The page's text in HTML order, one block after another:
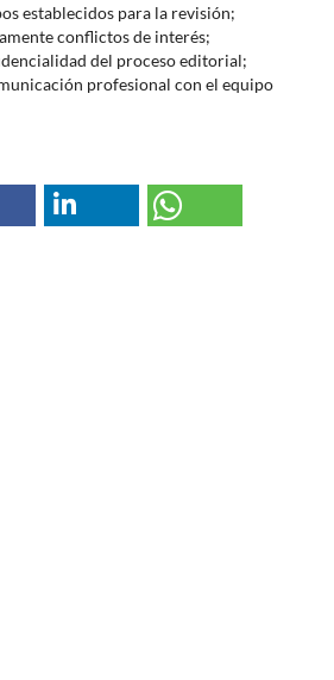
establecidos para la revisión;
conflictos de interés;
del proceso editorial;
profesional con el equipo